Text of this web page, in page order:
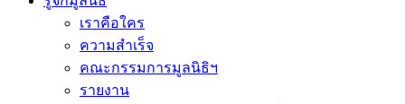
เราคือใคร
ความสำเร็จ
คณะกรรมการมูลนิธิฯ
รายงาน